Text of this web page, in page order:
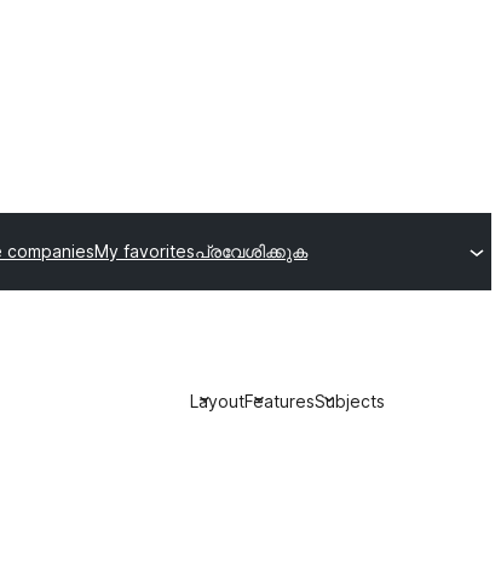
companiesMy favoritesപ്രവേശിക്കുക
LayoutFeaturesSubjects